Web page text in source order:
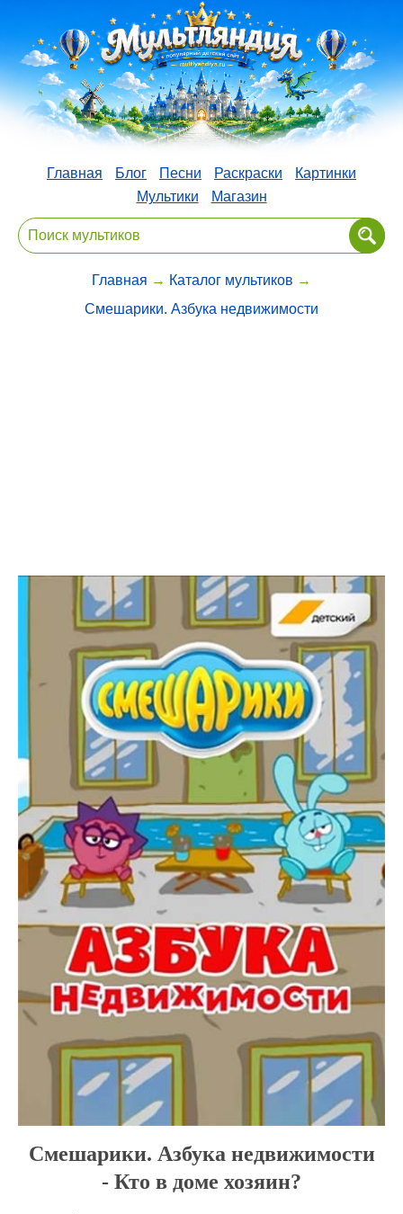
Главная Блог Песни Раскраски
Картинки
Мультики
Магазин
Главная → Каталог мультиков →
Смешарики. Азбука недвижимости
Смешарики. Азбука недвижимости
- Кто в доме хозяин?